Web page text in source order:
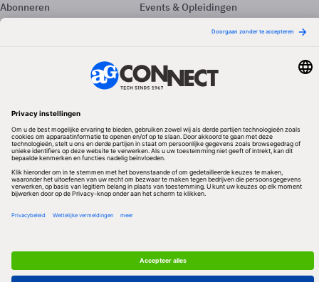
Abonneren
Adverteren
Events & Opleidingen
Volg ons
Redactionele partner
Algemene Voorwaarden & Copyrights